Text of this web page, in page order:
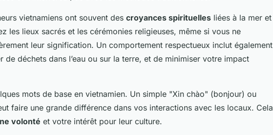
vietnamiens ont souvent des croyances spirituelles liées à la mer et
les lieux sacrés et les cérémonies religieuses, même si vous ne
leur signification. Un comportement respectueux inclut également
de déchets dans l’eau ou sur la terre, et de minimiser votre impact
mots de base en vietnamien. Un simple "Xin chào" (bonjour) ou
faire une grande différence dans vos interactions avec les locaux. Cela
volonté et votre intérêt pour leur culture.